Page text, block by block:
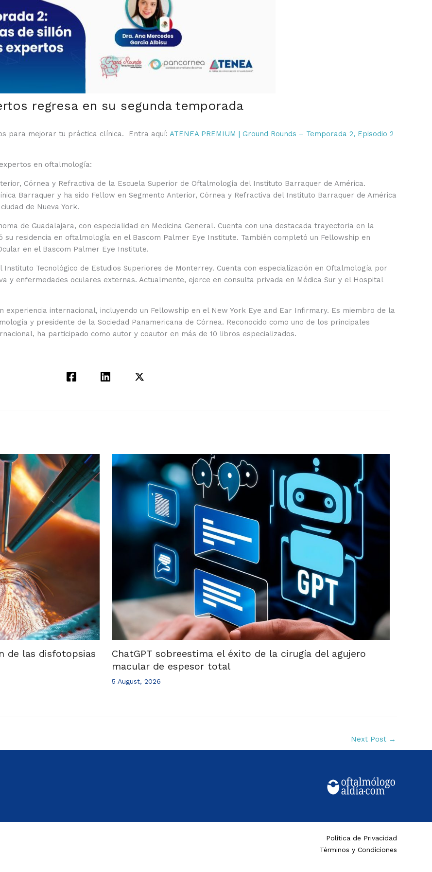
regresa en su segunda temporada
para mejorar tu práctica clínica. Entra aquí: ATENEA PREMIUM | Ground Rounds – Temporada 2, Episodio 2
en oftalmología:
Córnea y Refractiva de la Escuela Superior de Oftalmología del Instituto Barraquer de América.
Barraquer y ha sido Fellow en Segmento Anterior, Córnea y Refractiva del Instituto Barraquer de América
de Nueva York.
de Guadalajara, con especialidad en Medicina General. Cuenta con una destacada trayectoria en la
su residencia en oftalmología en el Bascom Palmer Eye Institute. También completó un Fellowship en
en el Bascom Palmer Eye Institute.
Instituto Tecnológico de Estudios Superiores de Monterrey. Cuenta con especialización en Oftalmología por
y enfermedades oculares externas. Actualmente, ejerce en consulta privada en Médica Sur y el Hospital
experiencia internacional, incluyendo un Fellowship en el New York Eye and Ear Infirmary. Es miembro de la
y presidente de la Sociedad Panamericana de Córnea. Reconocido como uno de los principales
ha participado como autor y coautor en más de 10 libros especializados.
de las disfotopsias
ChatGPT sobreestima el éxito de la cirugía del agujero
macular de espesor total
5 August, 2026
Next Post →
Política de Privacidad
Términos y Condiciones